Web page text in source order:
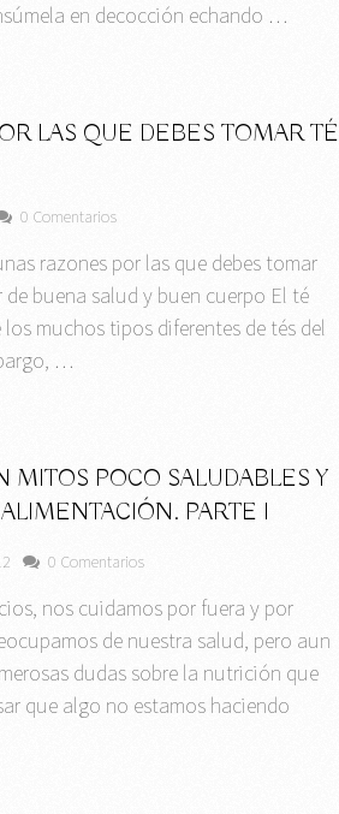
en decocción echando …
LAS QUE DEBES TOMAR TÉ
0 Comentarios
razones por las que debes tomar
de buena salud y buen cuerpo El té
los muchos tipos diferentes de tés del
…
MITOS POCO SALUDABLES Y
PARTE I
0 Comentarios
nos cuidamos por fuera y por
de nuestra salud, pero aun
dudas sobre la nutrición que
que algo no estamos haciendo